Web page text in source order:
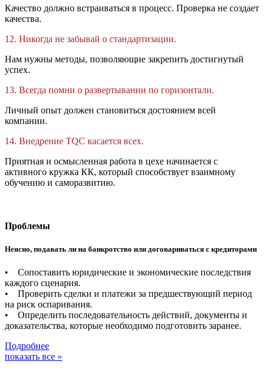
Качество должно встраиваться в процесс. Проверка не создает
качества.
12. Никогда не забывай о стандартизации.
Нам нужны методы, позволяющие закрепить достигнутый
успех.
13. Всегда помни о развертывании по горизонтали.
Личный опыт должен становиться достоянием всей
компании.
14. Внедрение TQC касается всех.
Приятная и осмысленная работа в цехе начинается с
активного кружка КК, который способствует взаимному
обучению и саморазвитию.
Проблемы
Неясно, подавать ли на банкротство или договариваться с кредиторами
• Сопоставить юридические и экономические последствия
каждого сценария.
• Проверить сделки и платежи за предшествующий период
на риск оспаривания.
• Определить последовательность действий, документы и
доказательства, которые необходимо подготовить заранее.
Подробнее
показать все »